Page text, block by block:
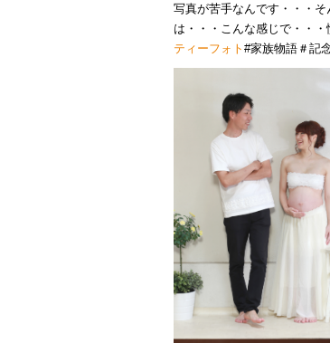
写真が苦手なんです・・・
は・・・こんな感じで・・
ティーフォト #家族物語＃記